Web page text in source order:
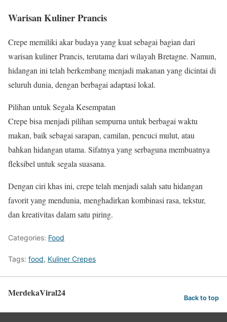
Warisan Kuliner Prancis
Crepe memiliki akar budaya yang kuat sebagai bagian dari
warisan kuliner Prancis, terutama dari wilayah Bretagne. Namun,
hidangan ini telah berkembang menjadi makanan yang dicintai di
seluruh dunia, dengan berbagai adaptasi lokal.
Pilihan untuk Segala Kesempatan
Crepe bisa menjadi pilihan sempurna untuk berbagai waktu
makan, baik sebagai sarapan, camilan, pencuci mulut, atau
bahkan hidangan utama. Sifatnya yang serbaguna membuatnya
fleksibel untuk segala suasana.
Dengan ciri khas ini, crepe telah menjadi salah satu hidangan
favorit yang mendunia, menghadirkan kombinasi rasa, tekstur,
dan kreativitas dalam satu piring.
Categories: Food
Tags: food, Kuliner Crepes
MerdekaViral24 Back to top